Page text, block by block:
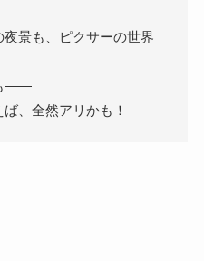
景も、ピクサーの世界
――
、全然アリかも！